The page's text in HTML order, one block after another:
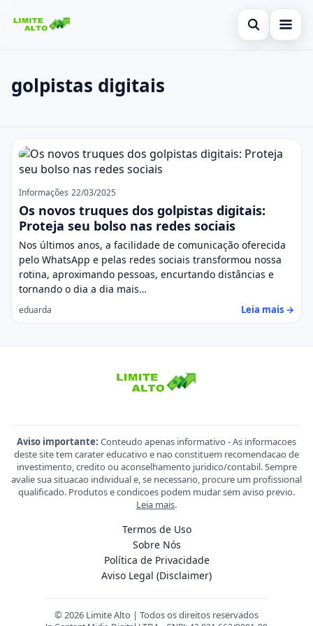
Abrir busca
Cartão de crédito
Empréstimo
Legal
Buscar no site
Pressione Enter para buscar ou ESC para fechar.
golpistas digitais
golpistas digitais
Informações 22/03/2025
Os novos truques dos golpistas digitais:
Proteja seu bolso nas redes sociais
Nos últimos anos, a facilidade de comunicação oferecida
pelo WhatsApp e pelas redes sociais transformou nossa
rotina, aproximando pessoas, encurtando distâncias e
tornando o dia a dia mais…
eduarda Leia mais →
Aviso importante: Conteudo apenas informativo - As informacoes
deste site tem carater educativo e nao constituem recomendacao de
investimento, credito ou aconselhamento juridico/contabil. Sempre
avalie sua situacao individual e, se necessario, procure um profissional
qualificado. Produtos e condicoes podem mudar sem aviso previo.
Leia mais.
Termos de Uso
Sobre Nós
Política de Privacidade
Aviso Legal (Disclaimer)
© 2026 Limite Alto | Todos os direitos reservados